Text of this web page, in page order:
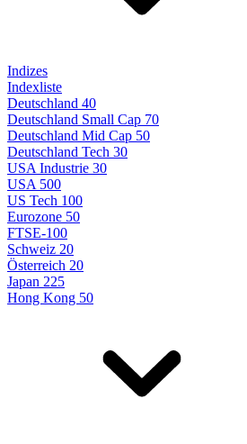
Indizes
Indexliste
Deutschland 40
Deutschland Small Cap 70
Deutschland Mid Cap 50
Deutschland Tech 30
USA Industrie 30
USA 500
US Tech 100
Eurozone 50
FTSE-100
Schweiz 20
Österreich 20
Japan 225
Hong Kong 50